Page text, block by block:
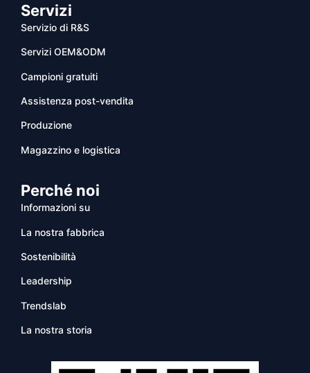
Servizi
Servizio di R&S
Servizi OEM&ODM
Campioni gratuiti
Assistenza post-vendita
Produzione
Magazzino e logistica
Perché noi
Informazioni su
La nostra fabbrica
Sostenibilità
Leadership
Trendslab
La nostra storia